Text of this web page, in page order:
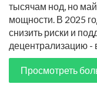
тысячам нод, но
мощности. В 2025
снизить риски и
децентрализацию -
Просмотреть